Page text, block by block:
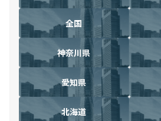
全国
神奈川県
愛知県
北海道